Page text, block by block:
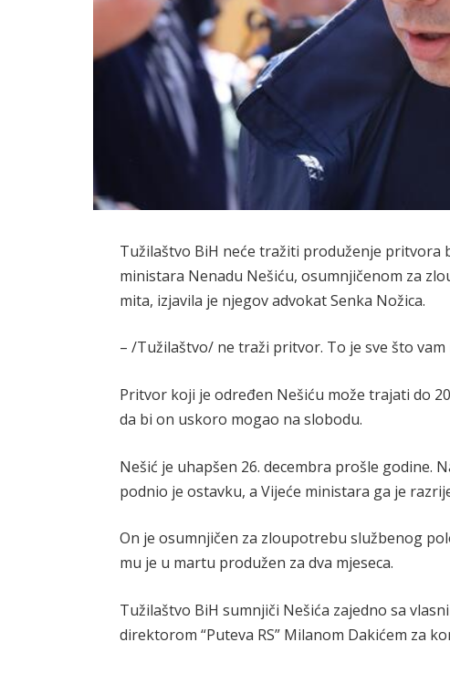
Tužilaštvo BiH neće tražiti produženje pritvora
ministara Nenadu Nešiću, osumnjičenom za
mita, izjavila je njegov advokat Senka Nožica.
– /Tužilaštvo/ ne traži pritvor. To je sve što
Pritvor koji je određen Nešiću može trajati do
da bi on uskoro mogao na slobodu.
Nešić je uhapšen 26. decembra prošle godine.
podnio je ostavku, a Vijeće ministara ga je
On je osumnjičen za zloupotrebu službenog
mu je u martu produžen za dva mjeseca.
Tužilaštvo BiH sumnjiči Nešića zajedno sa
direktorom “Puteva RS” Milanom Dakićem za